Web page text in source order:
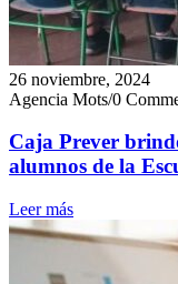
26 noviembre, 2024
Agencia Mots/0
Caja Prever
alumnos de la
Leer más